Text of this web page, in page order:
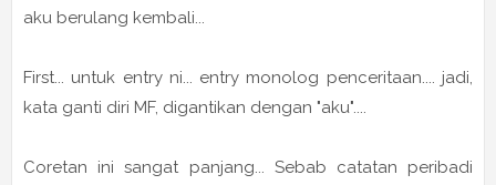
aku berulang kembali...
First... untuk entry ni... entry monolog penceritaan.... jadi,
kata ganti diri MF, digantikan dengan "aku"....
Coretan ini sangat panjang... Sebab catatan peribadi